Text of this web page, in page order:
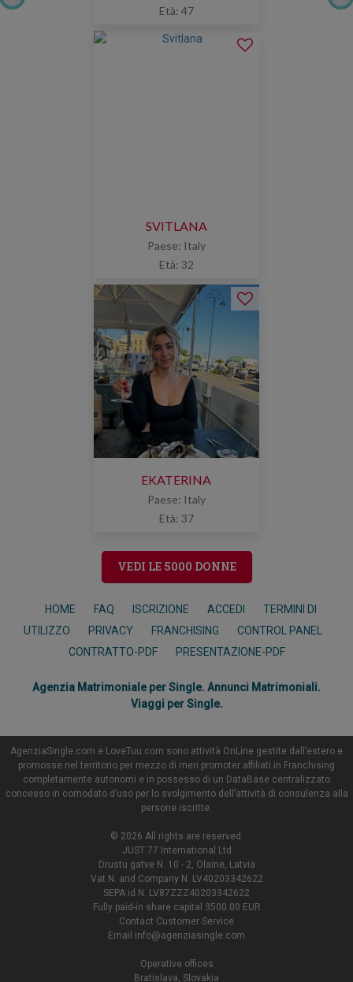
Età: 47
SVITLANA
Paese: Italy
Età: 32
EKATERINA
Paese: Italy
Età: 37
VEDI LE 5000 DONNE
HOME FAQ ISCRIZIONE ACCEDI
TERMINI DI
UTILIZZO
PRIVACY FRANCHISING
CONTROL PANEL
CONTRATTO-PDF
PRESENTAZIONE-PDF
Agenzia Matrimoniale per Single. Annunci Matrimoniali.
Viaggi per Single.
AgenziaSingle.com e LoveTuu.com sono attività OnLine gestite dall’estero e
promosse nel territorio per mezzo di meri promoter affiliati in Franchising
completamente autonomi e in possesso di un DataBase centralizzato
concesso in comodato d’uso per lo svolgimento dell’attività di consulenza alla
persone iscritte.
© 2026 All rights are reserved.
JUST 77 International Ltd
Drustu gatve N. 10 - 2, Olaine, Latvia
Vat N. and Company N. LV40203342622
SEPA id N. LV87ZZZ40203342622
Fully paid-in share capital 3500.00 EUR
Contact Customer Service
Email info@agenziasingle.com
Operative offices
Bratislava, Slovakia